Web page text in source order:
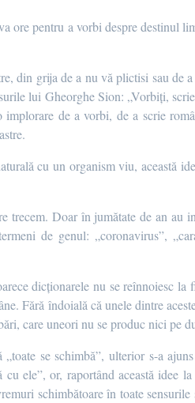
ore pentru a vorbi despre destinul
din grija de a nu vă plictisi sau de
lui Gheorghe Sion: „Vorbiți,
de a vorbi, de a scrie
cu un organism viu, această
trecem. Doar în jumătate de an au
de genul: „coronavirus”,
dicționarele nu se reînnoiesc la
Fără îndoială că unele dintre
care uneori nu se produc nici pe
se schimbă”, ulterior s-a
ele”, or, raportând această idee
schimbătoare în toate